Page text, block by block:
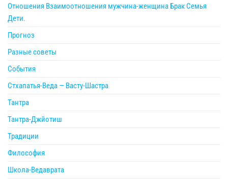
Отношения Взаимоотношения мужчина-женщина Брак Семья
Дети.
Прогноз
Разные советы
События
Стхапатья-Веда — Васту-Шастра
Тантра
Тантра-Джйотиш
Традиции
Философия
Школа-Ведаврата